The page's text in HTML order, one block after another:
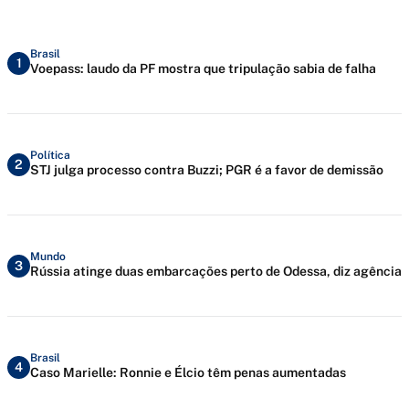
1
Brasil
Voepass: laudo da PF mostra que tripulação sabia de falha
2
Política
STJ julga processo contra Buzzi; PGR é a favor de demissão
3
Mundo
Rússia atinge duas embarcações perto de Odessa, diz agência
4
Brasil
Caso Marielle: Ronnie e Élcio têm penas aumentadas